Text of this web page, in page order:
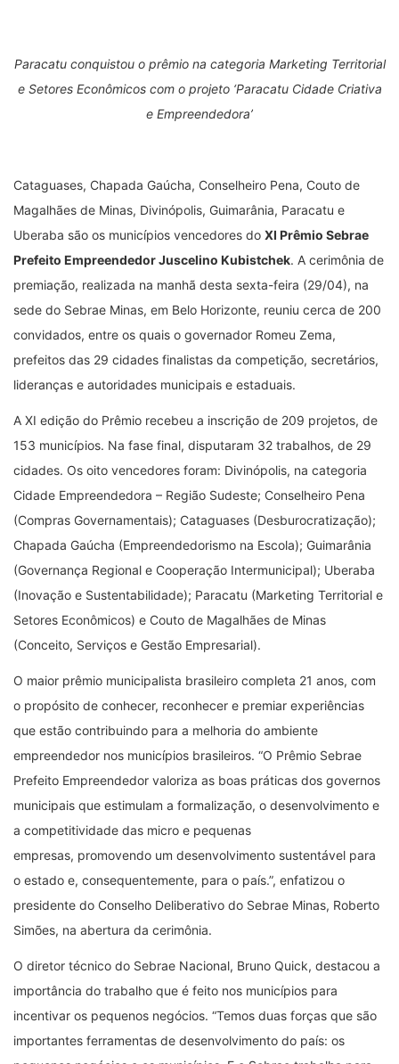
Paracatu conquistou o prêmio na categoria Marketing Territorial
e Setores Econômicos com o projeto ‘Paracatu Cidade Criativa
e Empreendedora’
Cataguases, Chapada Gaúcha, Conselheiro Pena, Couto de
Magalhães de Minas, Divinópolis, Guimarânia, Paracatu e
Uberaba são os municípios vencedores do XI Prêmio Sebrae
Prefeito EmpreendedorJuscelino Kubistchek. A cerimônia de
premiação, realizada na manhã desta sexta-feira (29/04), na
sede do Sebrae Minas, em Belo Horizonte, reuniu cerca de 200
convidados, entre os quais o governador Romeu Zema,
prefeitos das 29 cidades finalistas da competição, secretários,
lideranças e autoridades municipais e estaduais.
A XI edição do Prêmio recebeu a inscrição de 209 projetos, de
153 municípios. Na fase final, disputaram 32 trabalhos, de 29
cidades. Os oito vencedores foram: Divinópolis, na categoria
Cidade Empreendedora – Região Sudeste; Conselheiro Pena
(Compras Governamentais); Cataguases (Desburocratização);
Chapada Gaúcha (Empreendedorismo na Escola); Guimarânia
(Governança Regional e Cooperação Intermunicipal); Uberaba
(Inovação e Sustentabilidade); Paracatu (Marketing Territorial e
Setores Econômicos) e Couto de Magalhães de Minas
(Conceito, Serviços e Gestão Empresarial).
O maior prêmio municipalista brasileiro completa 21 anos, com
o propósito de conhecer, reconhecer e premiar experiências
que estão contribuindo para a melhoria do ambiente
empreendedor nos municípios brasileiros. “O Prêmio Sebrae
Prefeito Empreendedor valoriza as boas práticas dos governos
municipais que estimulam a formalização, o desenvolvimento e
a competitividade das micro e pequenas
empresas, promovendo um desenvolvimento sustentável para
o estado e, consequentemente, para o país.”, enfatizou o
presidente do Conselho Deliberativo do Sebrae Minas, Roberto
Simões, na abertura da cerimônia.
O diretor técnico do Sebrae Nacional, Bruno Quick, destacou a
importância do trabalho que é feito nos municípios para
incentivar os pequenos negócios. “Temos duas forças que são
importantes ferramentas de desenvolvimento do país: os